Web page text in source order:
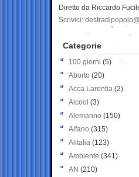
Diretto da Riccardo
Scrivici:
Categorie
100 giorni (5)
Aborto (20)
Acca Larentia (2)
Alcool (3)
Alemanno (150)
Alfano (315)
Alitalia (123)
Ambiente (341)
AN (210)